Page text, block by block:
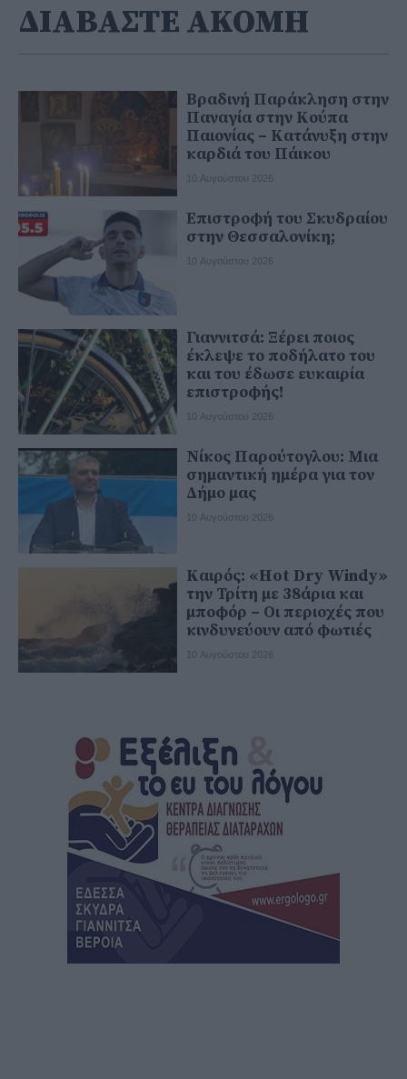
ΔΙΑΒΑΣΤΕ ΑΚΟΜΗ
Βραδινή Παράκληση στην
Παναγία στην Κούπα
Παιονίας – Κατάνυξη στην
καρδιά του Πάικου
10 Αυγούστου 2026
Επιστροφή του Σκυδραίου
στην Θεσσαλονίκη;
10 Αυγούστου 2026
Γιαννιτσά: Ξέρει ποιος
έκλεψε το ποδήλατο του
και του έδωσε ευκαιρία
επιστροφής!
10 Αυγούστου 2026
Νίκος Παρούτογλου: Μια
σημαντική ημέρα για τον
Δήμο μας
10 Αυγούστου 2026
Καιρός: «Hot Dry Windy»
την Τρίτη με 38άρια και
μποφόρ – Οι περιοχές που
κινδυνεύουν από φωτιές
10 Αυγούστου 2026